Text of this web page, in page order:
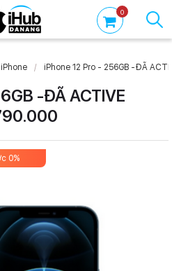
0
iPhone 12 Pro - 256GB -ĐÃ
-ĐÃ ACTIVE
0%